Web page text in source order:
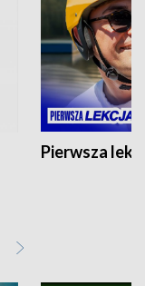
Pierwsza